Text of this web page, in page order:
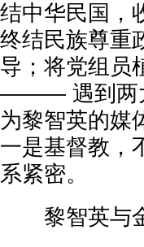
结中华民国，
终结民族尊重
导；将党组员
——— 遇到两
为黎智英的媒
一是基督教，
系紧密。
黎智英与金